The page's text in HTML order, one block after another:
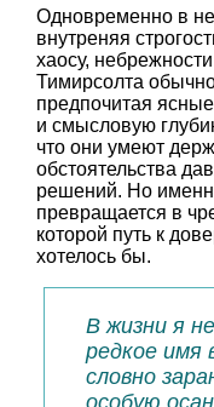
Одновременно в
внутреняя
хаосу,
Тимирсолта
предпочитая
и смысловую
что они умеют
обстоятельства
решений. Но
превращается в
которой путь к
хотелось бы.
В жизни я
редкое имя
словно
особую